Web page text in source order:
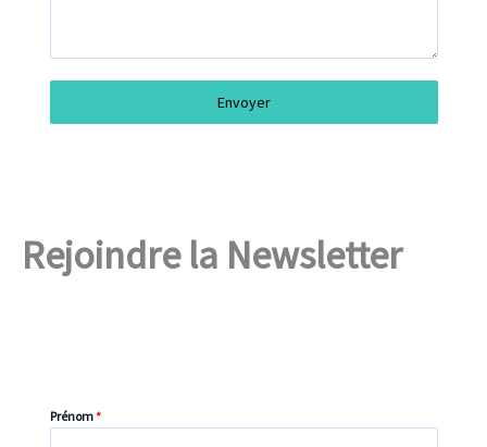
Envoyer
Rejoindre la Newsletter
Prénom*